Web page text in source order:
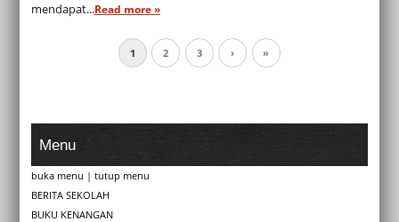
mendapat...Read more »
1 2 3 › »
Menu
buka menu | tutup menu
BERITA SEKOLAH
BUKU KENANGAN